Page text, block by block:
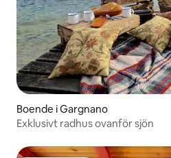
Boende i Gargnano
Exklusivt radhus ovanför sjön